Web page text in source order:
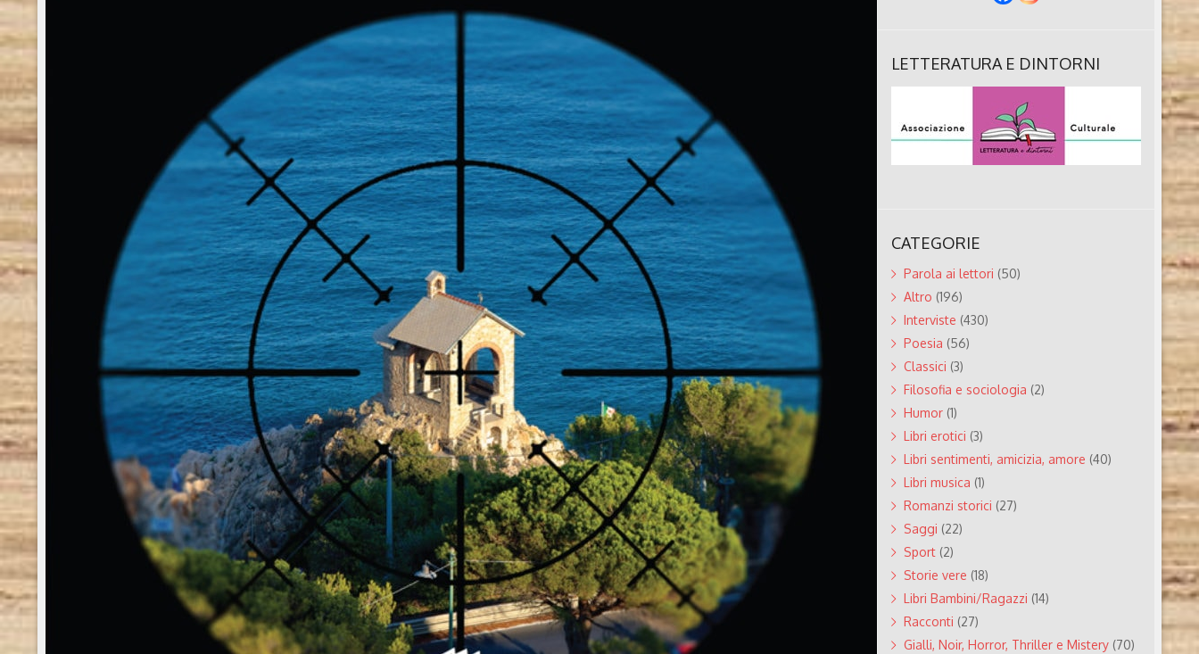
LETTERATURA E DINTORNI
CATEGORIE
Parola ai lettori (50)
Altro (196)
Interviste (430)
Poesia (56)
Classici (3)
Filosofia e sociologia (2)
Humor(1)
Libri erotici (3)
Libri sentimenti, amicizia, amore (40)
Libri musica (1)
Romanzi storici (27)
Saggi (22)
Sport(2)
Storie vere (18)
Libri Bambini/Ragazzi (14)
Racconti (27)
Gialli, Noir, Horror, Thriller e Mistery(70)